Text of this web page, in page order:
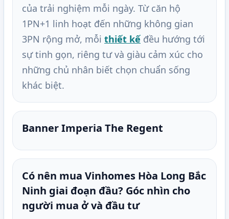
của trải nghiệm mỗi ngày. Từ căn hộ
1PN+1 linh hoạt đến những không gian
3PN rộng mở, mỗi thiết kế đều hướng tới
sự tinh gọn, riêng tư và giàu cảm xúc cho
những chủ nhân biết chọn chuẩn sống
khác biệt.
Banner Imperia The Regent
Có nên mua Vinhomes Hòa Long Bắc
Ninh giai đoạn đầu? Góc nhìn cho
người mua ở và đầu tư